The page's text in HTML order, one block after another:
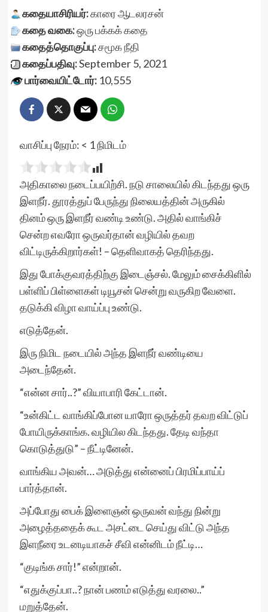
கதையாசிரியர்:காரை ஆடலரசன்
கதை வகை:ஒரு பக்கக் கதை
கதைத்தொகுப்பு:சமூக நீதி
கதைப்பதிவு:September 5, 2021
பார்வையிட்டோர்:10,555
வாசிப்பு நேரம்: < 1நிமிடம்
அதிகாலை நடைப்பயிற்சி. நடு சாலையில் கிடந்தது ஒரு
இளநீர். தூரத்துப் பேருந்து நிலையத்தின் அருகில்
தினம் ஒரு இளநீர் வண்டி உண்டு. அதில் வாங்கிச்
சென்ற எவரோ ஒருவர்தான் வழியில் தவற
விட்டிருக்கிறார்கள்! – தெளிவாகத் தெரிந்தது.
இது போக்குவரத்திற்கு இடைஞ்சல். மேலும் சைக்கிளில்
பள்ளிப் பிள்ளைகள் டியூசன் சென்று வருகிற வேளை.
தடுக்கி விழா வாய்ப்பு உண்டு.
எடுத்தேன்.
இரு நிமிட நடையில் அந்த இளநீர் வண்டியை
அடைந்தேன்.
“என்ன சார்..?” வியாபாரி கேட்டான்.
“உன்கிட்ட வாங்கிப்போன யாரோ ஒருத்தர் தவற விட்டுப்
போயிருக்காங்க. வழியில கிடந்தது. தேடி வந்தா
கொடுத்துடு” – நீட்டினேன்.
வாங்கிய அவன்… அடுத்து என்னைப் பிரமிப்பாய்ப்
பார்த்தான்.
அப்போது பைக் இளைஞன் ஒருவன் வந்து நின்று
அழைத்ததைக் கூட அசட்டை செய்து விட்டு அந்த
இளநீரை உடனடியாகச் சீவி என்னிடம் நீட்டி…
“குடிங்க சார்!” என்றான்.
“எதுக்குப்பா..? நான் பணம் எடுத்து வரலை..”
மறுத்தேன்.